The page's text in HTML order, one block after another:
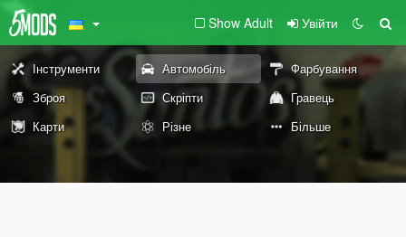
Show Adult Увійти
Інструменти Автомобіль
Фарбування
Зброя
Скріпти
Гравець
Карти
Різне Більше